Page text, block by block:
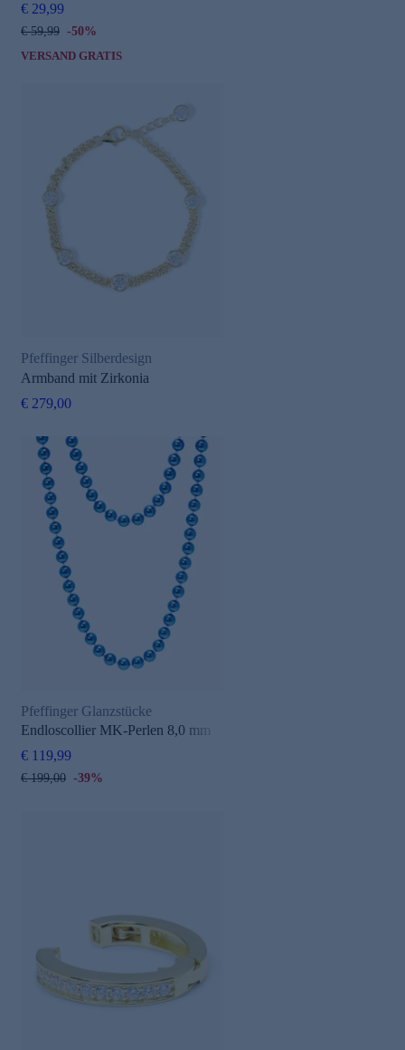
€ 29,99
€ 59,99 -50%
VERSAND GRATIS
Pfeffinger Silberdesign
Armband mit Zirkonia
€ 279,00
Pfeffinger Glanzstücke
Endloscollier MK-Perlen 8,0 mm
€ 119,99
€ 199,00 -39%